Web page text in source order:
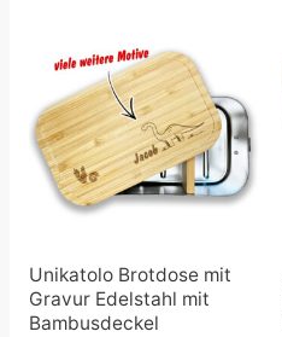
Unikatolo Brotdose mit
Gravur Edelstahl mit
Bambusdeckel
23,90 €
bis
33,50 €